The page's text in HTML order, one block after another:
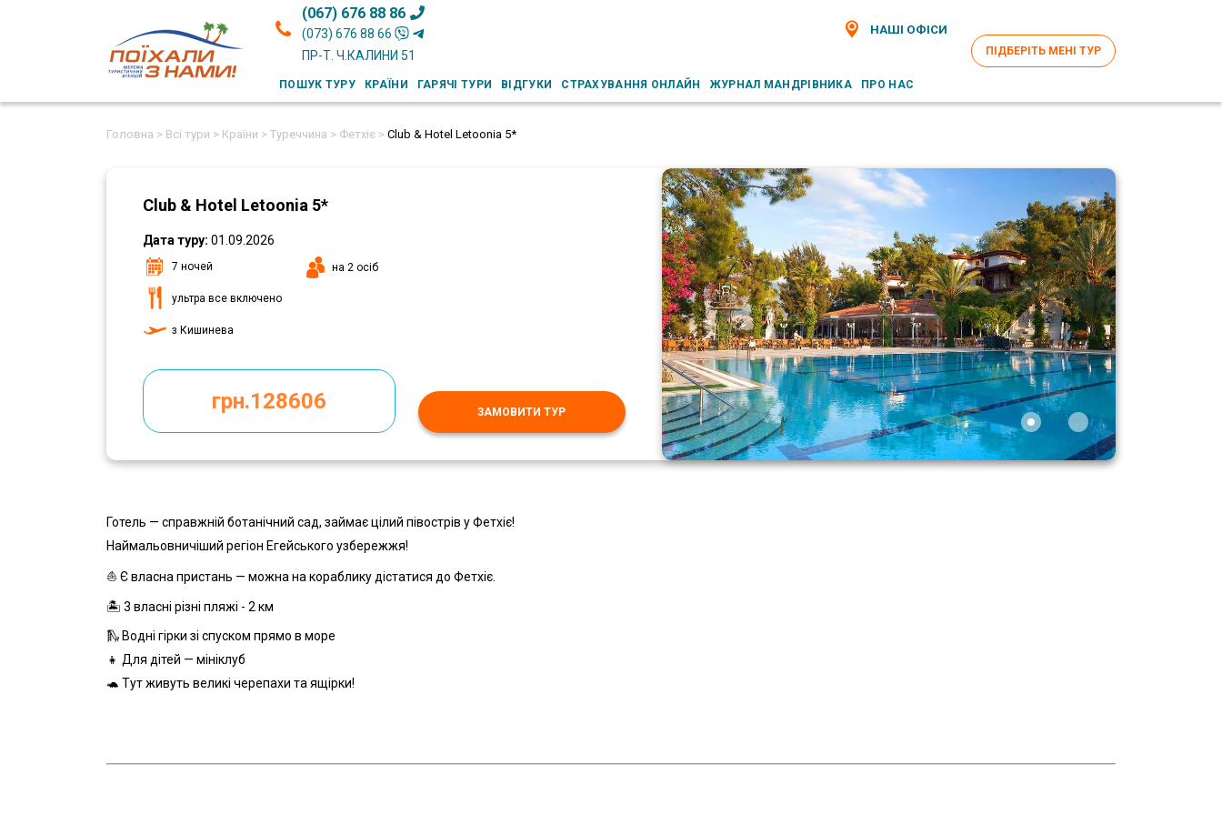
(067) 676 88 86
(073) 676 88 66
ПР-Т. Ч.КАЛИНИ 51
НАШІ ОФІСИ
ПОШУК ТУРУ КРАЇНИ ГАРЯЧІ ТУРИ ВІДГУКИ СТРАХУВАННЯ ОНЛАЙН ЖУРНАЛ МАНДРІВНИКА ПРО НАС
ПІДБЕРІТЬ МЕНІ ТУР
Головна > Всі тури > Країни > Туреччина > Фетхіє > Club & Hotel Letoonia 5*
Club & Hotel Letoonia 5*
Дата туру: 01.09.2026
7 ночей
ультра все включено
з Кишинева
на 2 осіб
грн.128606 ЗАМОВИТИ ТУР
Готель — справжній ботанічний сад, займає цілий півострів у Фетхіє!
Наймальовничіший регіон Егейського узбережжя!
⛵ Є власна пристань — можна на кораблику дістатися до Фетхіє.
🏝️ 3 власні різні пляжі - 2 км
🛝 Водні гірки зі спуском прямо в море
👧 Для дітей — мініклуб
🐢 Тут живуть великі черепахи та ящірки!